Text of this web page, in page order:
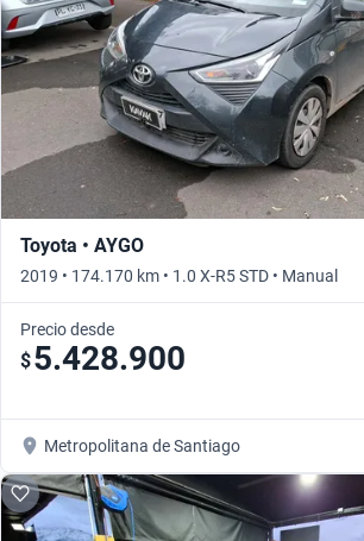
Toyota • AYGO
2019 • 174.170 km • 1.0 X-R5 STD • Manual
Precio desde
$5.428.900
Metropolitana de Santiago